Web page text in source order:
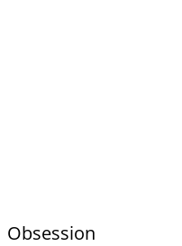
Obsession